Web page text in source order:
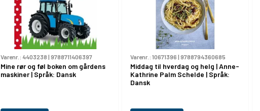
Varenr.: 4403238 | 9788711406397
Mine rør og føl boken om gårdens
maskiner | Språk: Dansk
Varenr.: 10671396 | 9788794360685
Middag til hverdag og helg | Anne-
Kathrine Palm Schelde | Språk:
Dansk